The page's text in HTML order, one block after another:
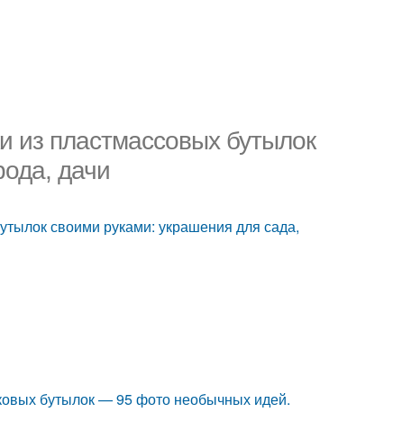
из пластмассовых бутылок
дачи
своими руками: украшения для сада,
бутылок — 95 фото необычных идей.